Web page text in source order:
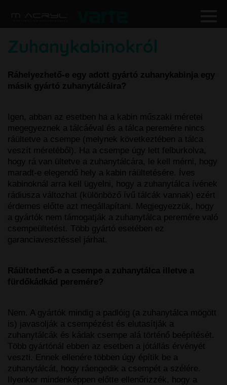
Zuhanykabinokról
Ráhelyezhető-e egy adott gyártó zuhanykabinja egy
másik gyártó zuhanytálcáira?
Igen, abban az esetben ha a kabin műszaki méretei
megegyeznek a tálcáéval és a tálca peremére nincs
ráültetve a csempe (melynek következtében a tálca
veszít méretéből). Ha a csempe úgy lett felburkolva,
hogy rá van ültetve a zuhanytálcára, le kell mérni, hogy
maradt-e elegendő hely a kabin ráültetésére. Íves
kabinoknál arra kell ügyelni, hogy a zuhanytálca ívének
rádiusza változhat (különböző ívű tálcák vannak) ezért
érdemes előtte azt megállapítani. Megjegyezzük, hogy
a gyártók nem támogatják a zuhanytálca peremére való
csempeültetést. Több gyártó esetében ez
garanciavesztéssel járhat.
Ráültethető-e a csempe a zuhanytálca illetve a
fürdőkádkád peremére?
Nem. A gyártók mindig a padlóig (a zuhanytálca mögött
is) javasolják a csempézést és elutasítják a
zuhanytálcák és kádak csempe alá történő beépítését.
Több gyártónál ebben az esetben a jótállás érvényét
veszti. Ennek ellenére többen úgy építik be a
zuhanytálcát, hogy ráengedik a csempét a szélére.
Ilyenkor mindenképpen előtte ellenőrizzék, hogy a